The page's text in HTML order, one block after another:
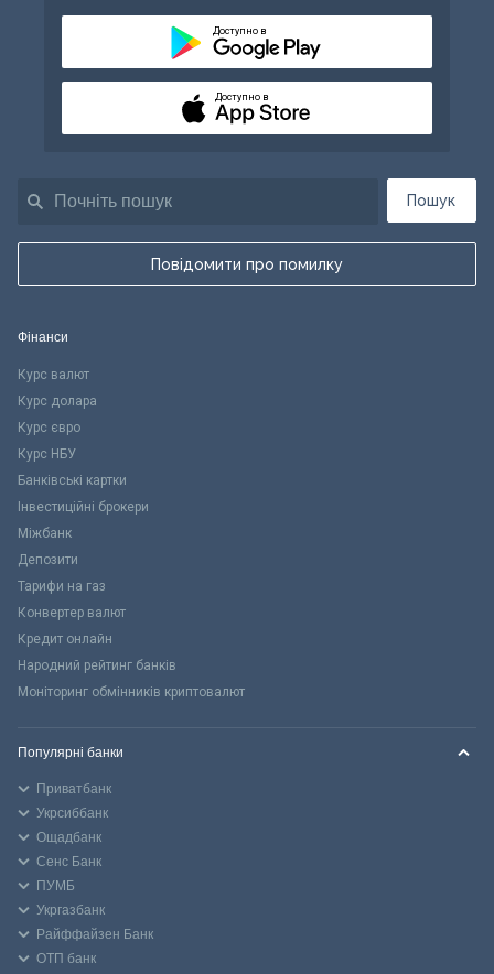
Пошук
Повідомити про помилку
Доступно в
Доступно в
Фінанси
Курс валют
Курс долара
Курс євро
Курс НБУ
Банківські картки
Інвестиційні брокери
Міжбанк
Депозити
Тарифи на газ
Конвертер валют
Кредит онлайн
Народний рейтинг банків
Моніторинг обмінників криптовалют
Популярні банки
Приватбанк
Укрсиббанк
Ощадбанк
Сенс Банк
ПУМБ
Укргазбанк
Райффайзен Банк
ОТП банк